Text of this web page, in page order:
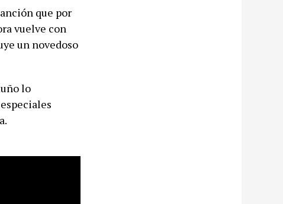
que por
vuelve con
un novedoso
lo